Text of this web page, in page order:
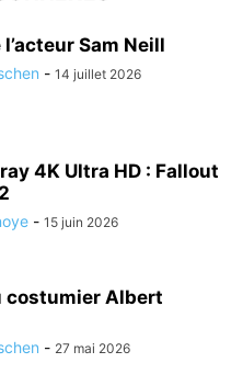
l’acteur Sam Neill
- 14 juillet 2026
4K Ultra HD : Fallout
- 15 juin 2026
costumier Albert
- 27 mai 2026